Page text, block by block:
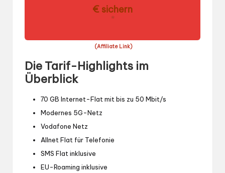
€ sichern
*
(Affiliate Link)
Die Tarif-Highlights im
Überblick
70 GB Internet-Flat mit bis zu 50 Mbit/s
Modernes 5G-Netz
Vodafone Netz
Allnet Flat für Telefonie
SMS Flat inklusive
EU-Roaming inklusive